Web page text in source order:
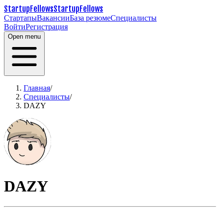
StartupFellowsStartupFellows
СтартапыВакансииБаза резюмеСпециалисты
ВойтиРегистрация
Open menu
Главная/
Специалисты/
DAZY
DAZY